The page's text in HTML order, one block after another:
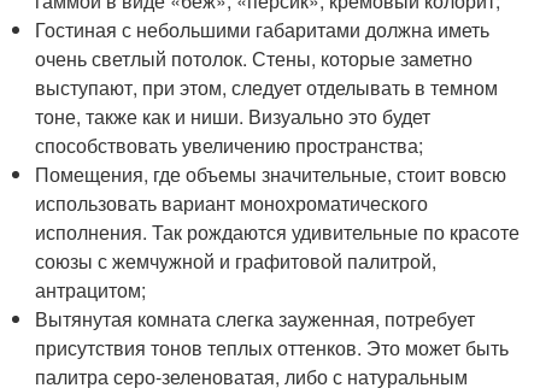
Гостиная с небольшими габаритами должна иметь
очень светлый потолок. Стены, которые заметно
выступают, при этом, следует отделывать в темном
тоне, также как и ниши. Визуально это будет
способствовать увеличению пространства;
Помещения, где объемы значительные, стоит вовсю
использовать вариант монохроматического
исполнения. Так рождаются удивительные по красоте
союзы с жемчужной и графитовой палитрой,
антрацитом;
Вытянутая комната слегка зауженная, потребует
присутствия тонов теплых оттенков. Это может быть
палитра серо-зеленоватая, либо с натуральным